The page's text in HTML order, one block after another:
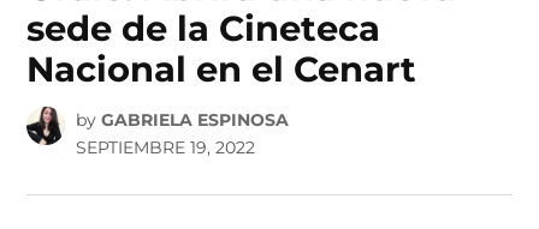
sede de la Cineteca
Nacional en el Cenart
by GABRIELA ESPINOSA
SEPTIEMBRE 19, 2022